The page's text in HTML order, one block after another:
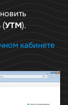
(УТМ).
кабинете